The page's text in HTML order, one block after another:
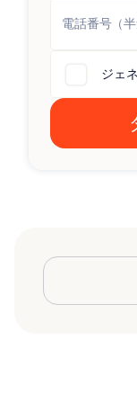
電話番号（半
ジェ